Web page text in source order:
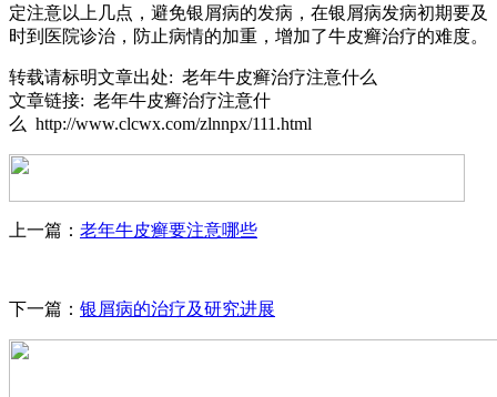
定注意以上几点，避免银屑病的发病，在银屑病发病初期要及
时到医院诊治，防止病情的加重，增加了牛皮癣治疗的难度。
转载请标明文章出处: 老年牛皮癣治疗注意什么
文章链接: 老年牛皮癣治疗注意什
么 http://www.clcwx.com/zlnnpx/111.html
上一篇： 老年牛皮癣要注意哪些
下一篇： 银屑病的治疗及研究进展